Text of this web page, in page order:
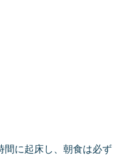
間に起床し、朝食は必ず